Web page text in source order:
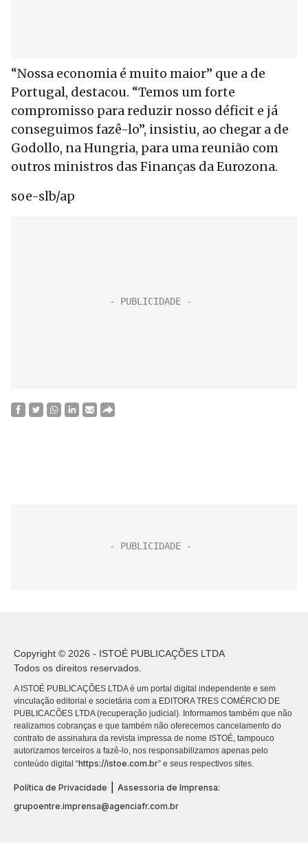
“Nossa economia é muito maior” que a de
Portugal, destacou. “Temos um forte
compromisso para reduzir nosso déficit e já
conseguimos fazê-lo”, insistiu, ao chegar a de
Godollo, na Hungria, para uma reunião com
outros ministros das Finanças da Eurozona.
soe-slb/ap
Copyright © 2026 - ISTOÉ PUBLICAÇÕES LTDA
Todos os direitos reservados.
A ISTOÉ PUBLICAÇÕES LTDA é um portal digital independente e sem
vinculação editorial e societária com a EDITORA TRES COMÉRCIO DE
PUBLICACÕES LTDA (recuperação judicial). Informamos também que não
realizamos cobranças e que também não oferecemos cancelamento do
contrato de assinatura da revista impressa de nome ISTOÉ, tampouco
autorizamos terceiros a fazê-lo, nos responsabilizamos apenas pelo
conteúdo digital “https://istoe.com.br” e seus respectivos sites.
Política de Privacidade
Assessoria de Imprensa:
grupoentre.imprensa@agenciafr.com.br